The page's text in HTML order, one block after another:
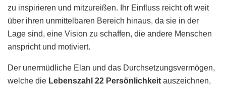
zu inspirieren und mitzureißen. Ihr Einfluss reicht oft weit
über ihren unmittelbaren Bereich hinaus, da sie in der
Lage sind, eine Vision zu schaffen, die andere Menschen
anspricht und motiviert.
Der unermüdliche Elan und das Durchsetzungsvermögen,
welche die Lebenszahl 22 Persönlichkeit auszeichnen,